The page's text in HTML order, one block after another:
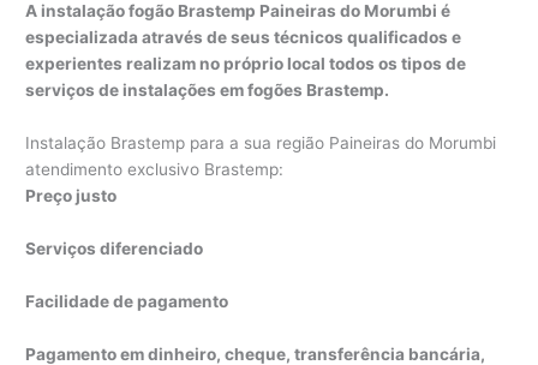
A instalação fogão Brastemp Paineiras do Morumbi é
especializada através de seus técnicos qualificados e
experientes realizam no próprio local todos os tipos de
serviços de instalações em fogões Brastemp.
Instalação Brastemp para a sua região Paineiras do Morumbi
atendimento exclusivo Brastemp:
Preço justo
Serviços diferenciado
Facilidade de pagamento
Pagamento em dinheiro, cheque, transferência bancária,